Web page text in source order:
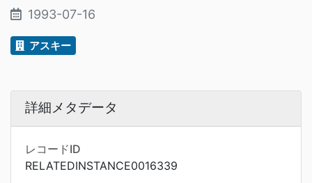
1993-07-16
アスキー
詳細メタデータ
レコードID
RELATEDINSTANCE0016339